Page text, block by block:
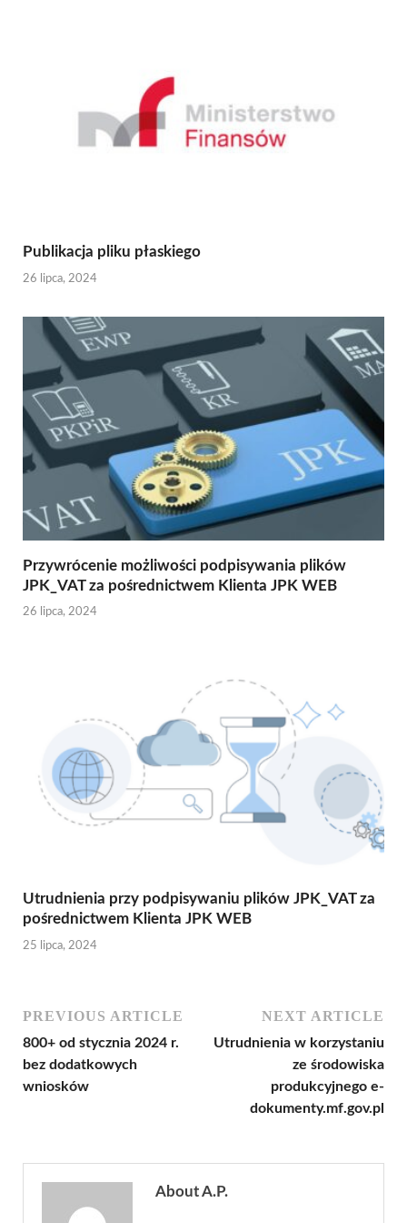
Publikacja pliku płaskiego
26 lipca, 2024
Przywrócenie możliwości podpisywania plików
JPK_VAT za pośrednictwem Klienta JPK WEB
26 lipca, 2024
Utrudnienia przy podpisywaniu plików JPK_VAT za
pośrednictwem Klienta JPK WEB
25 lipca, 2024
PREVIOUS ARTICLE
800+ od stycznia 2024 r.
bez dodatkowych
wniosków
NEXT ARTICLE
Utrudnienia w korzystaniu
ze środowiska
produkcyjnego e-
dokumenty.mf.gov.pl
About A.P.